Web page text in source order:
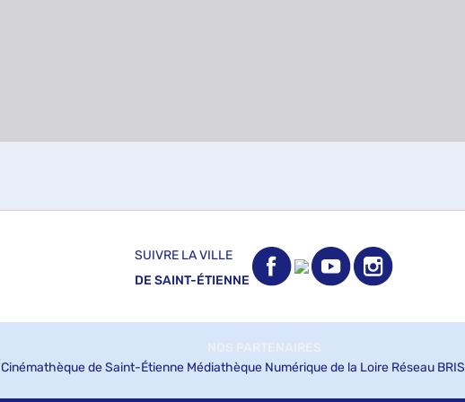
SUIVRE LA VILLE
DE SAINT-ÉTIENNE
NOS PARTENAIRES
Cinémathèque de Saint-Étienne Médiathèque Numérique de la Loire Réseau